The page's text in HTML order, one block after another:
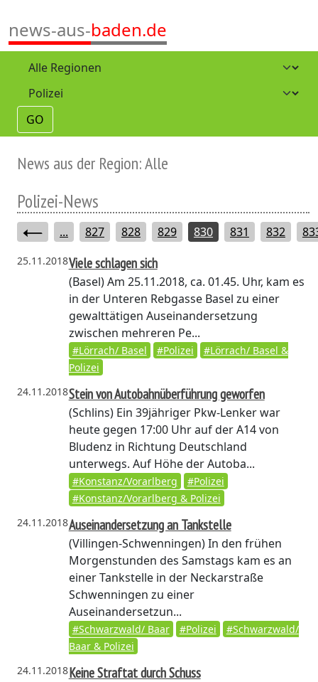
news-aus-baden.de
GO
News aus der Region: Alle
Polizei-News
... 827 828 829 830 831 832
25.11.2018Viele schlagen sich
(Basel)Am 25.11.2018, ca. 01.45. Uhr, kam es
in der Unteren Rebgasse Basel zu einer
gewalttätigen Auseinandersetzung
zwischen mehreren Pe...
#Lörrach/ Basel #Polizei
#Lörrach/ Basel &
Polizei
24.11.2018Stein von Autobahnüberführung geworfen
(Schlins)Ein 39jähriger Pkw-Lenker war
heute gegen 17:00 Uhr auf der A14 von
Bludenz in Richtung Deutschland
unterwegs. Auf Höhe der Autoba...
#Konstanz/Vorarlberg
#Polizei
#Konstanz/Vorarlberg & Polizei
24.11.2018Auseinandersetzung an Tankstelle
(Villingen-Schwenningen)In den frühen
Morgenstunden des Samstags kam es an
einer Tankstelle in der Neckarstraße
Schwenningen zu einer
Auseinandersetzun...
#Schwarzwald/ Baar #Polizei
#Schwarzwald/
Baar & Polizei
24.11.2018Keine Straftat durch Schuss